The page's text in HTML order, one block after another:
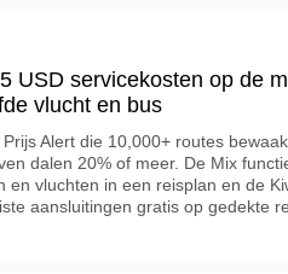
USD servicekosten op de
vlucht en bus
Alert die 10,000+ routes
dalen 20% of meer. De Mix
en vluchten in een reisplan en de
aansluitingen gratis op gedekte